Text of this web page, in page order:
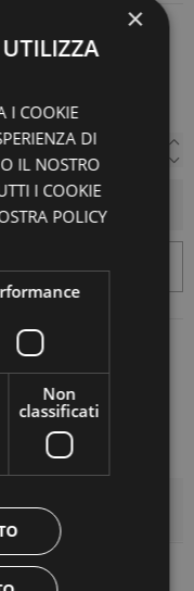
DI PIÙ
×
I COOKIE
DI
IL NOSTRO
I COOKIE
POLICY
Non
classificati